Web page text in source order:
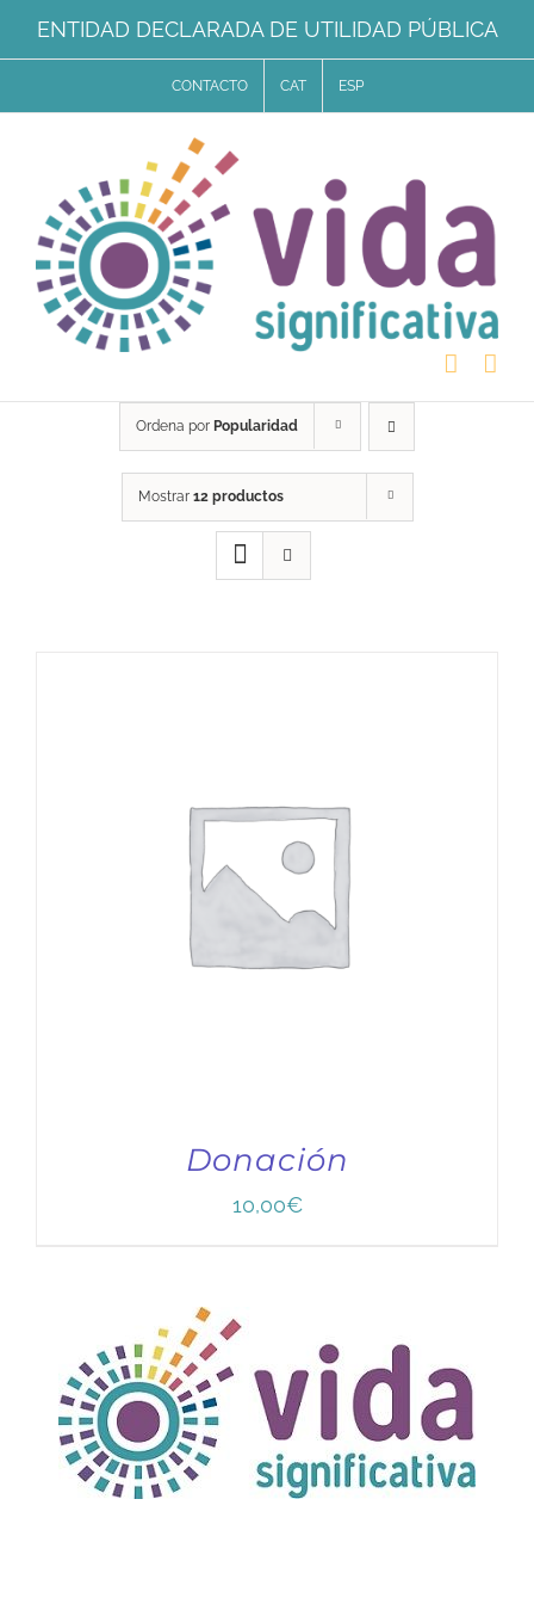
Saltar
al
ENTIDAD DECLARADA DE UTILIDAD PÚBLICA
CONTACTO CAT ESP
Ordena por Popularidad
Mostrar 12 productos
Donación
10,00€